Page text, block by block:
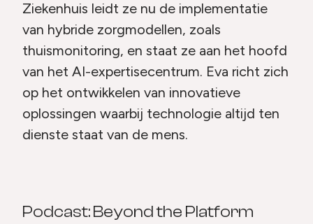
Ziekenhuis leidt ze nu de implementatie
van hybride zorgmodellen, zoals
thuismonitoring, en staat ze aan het hoofd
van het AI-expertisecentrum. Eva richt zich
op het ontwikkelen van innovatieve
oplossingen waarbij technologie altijd ten
dienste staat van de mens.
Podcast: Beyond the Platform